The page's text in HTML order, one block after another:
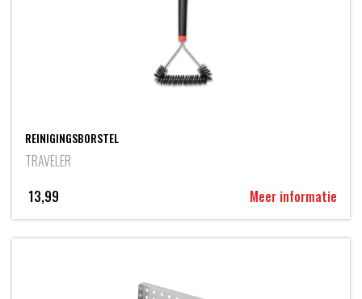
REINIGINGSBORSTEL
TRAVELER
13,99
Meer informatie